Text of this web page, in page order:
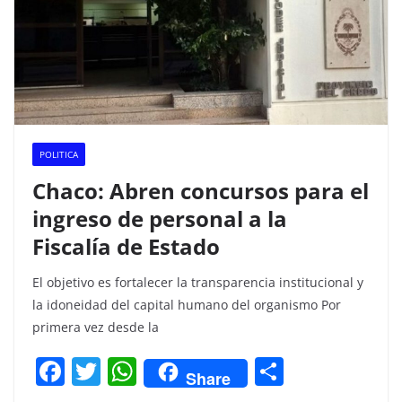
POLITICA
Chaco: Abren concursos para el
ingreso de personal a la
Fiscalía de Estado
El objetivo es fortalecer la transparencia institucional y
la idoneidad del capital humano del organismo Por
primera vez desde la
F T W Share